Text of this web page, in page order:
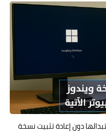
دون إعادة تثبيت نسخة